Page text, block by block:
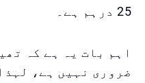
25 درہم ہے۔
اہم بات یہ ہے کہ
ضروری نہیں ہے،